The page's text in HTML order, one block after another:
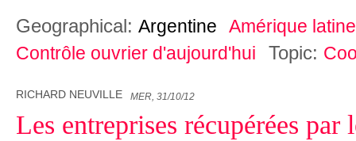
Geographical: Argentine
Amérique latine
Contrôle ouvrier d'aujourd'hui
Topic:
RICHARD NEUVILLE MER, 31/10/12
Les entreprises récupérées par